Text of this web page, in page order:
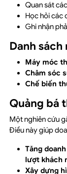
Quan sát
Học hỏi các
Ghi nhận
Danh
Máy móc
Chăm sóc
Chế biến
Quảng bá
Một nghiên cứu
Điều này giúp
Tăng
lượt khách
Xây dựng